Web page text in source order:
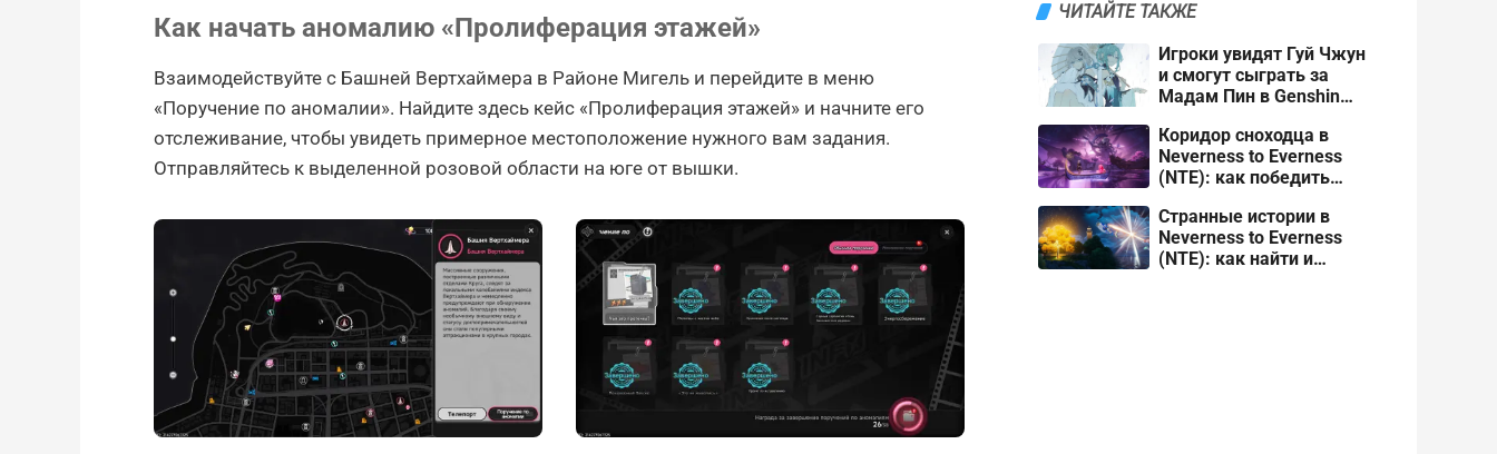
Как начать аномалию «Пролиферация этажей»
Взаимодействуйте с Башней Вертхаймера в Районе Мигель и перейдите в меню
«Поручение по аномалии». Найдите здесь кейс «Пролиферация этажей» и начните его
отслеживание, чтобы увидеть примерное местоположение нужного вам задания.
Отправляйтесь к выделенной розовой области на юге от вышки.
ЧИТАЙТЕ ТАКЖЕ
Игроки увидят Гуй Чжун
и смогут сыграть за
Мадам Пин в Genshin
Коридор сноходца в
Neverness to Everness
(NTE): как победить
Странные истории в
Neverness to Everness
(NTE): как найти и